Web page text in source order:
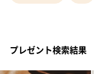
プレゼント検索結果